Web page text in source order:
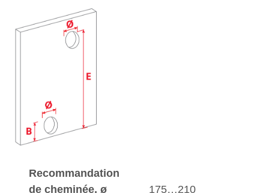
Recommandation
de cheminée, ø
175…210